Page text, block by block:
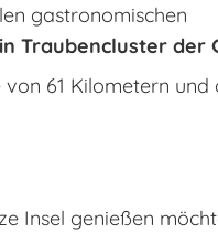
gastronomischen
Traubencluster der
61 Kilometern und
Insel genießen